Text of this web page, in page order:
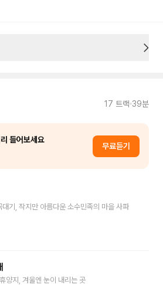
17 트랙 39분
들어보세요
무료듣기
대기, 작지만 아름다운 소수민족의 마을 사파
양지, 겨울엔 눈이 내리는 곳